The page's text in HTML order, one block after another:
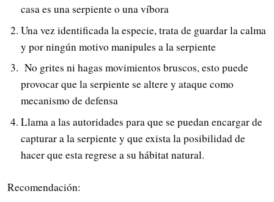
casa es una serpiente o una víbora
Una vez identificada la especie, trata de guardar la calma
y por ningún motivo manipules a la serpiente
No grites ni hagas movimientos bruscos, esto puede
provocar que la serpiente se altere y ataque como
mecanismo de defensa
Llama a las autoridades para que se puedan encargar de
capturar a la serpiente y que exista la posibilidad de
hacer que esta regrese a su hábitat natural.
Recomendación: